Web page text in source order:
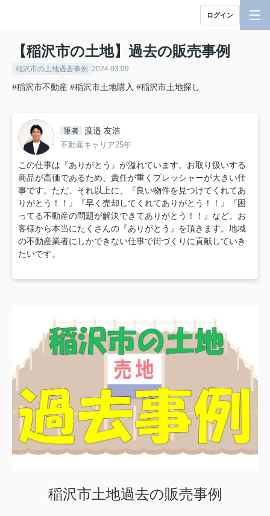
ログイン
【稲沢市の土地】過去の販売事例
稲沢市の土地過去事例 2024.03.09
#稲沢市不動産 #稲沢市土地購入 #稲沢市土地探し
筆者 渡邉 友浩
不動産キャリア25年
この仕事は『ありがとう』が溢れています。お取り扱いする
商品が高価であるため、責任が重くプレッシャーが大きい仕
事です。ただ、それ以上に、『良い物件を見つけてくれてあ
りがとう！！』『早く売却してくれてありがとう！！』『困
ってる不動産の問題が解決できてありがとう！！』など。お
客様から本当にたくさんの『ありがとう』を頂きます。地域
の不動産業者にしかできない仕事で街づくりに貢献していき
たいです。
稲沢市土地過去の販売事例